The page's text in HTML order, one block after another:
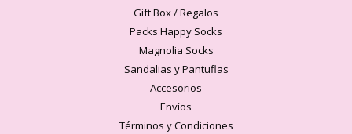
Gift Box / Regalos
Packs Happy Socks
Magnolia Socks
Sandalias y Pantuflas
Accesorios
Envíos
Términos y Condiciones